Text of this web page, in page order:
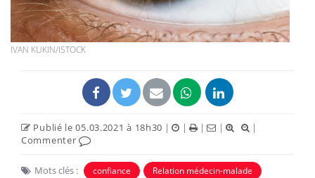
IVAN KUKIN/ISTOCK
Publié le 05.03.2021 à 18h30 | | | |
|
Commenter
Mots clés : confiance
Relation médecin-malade